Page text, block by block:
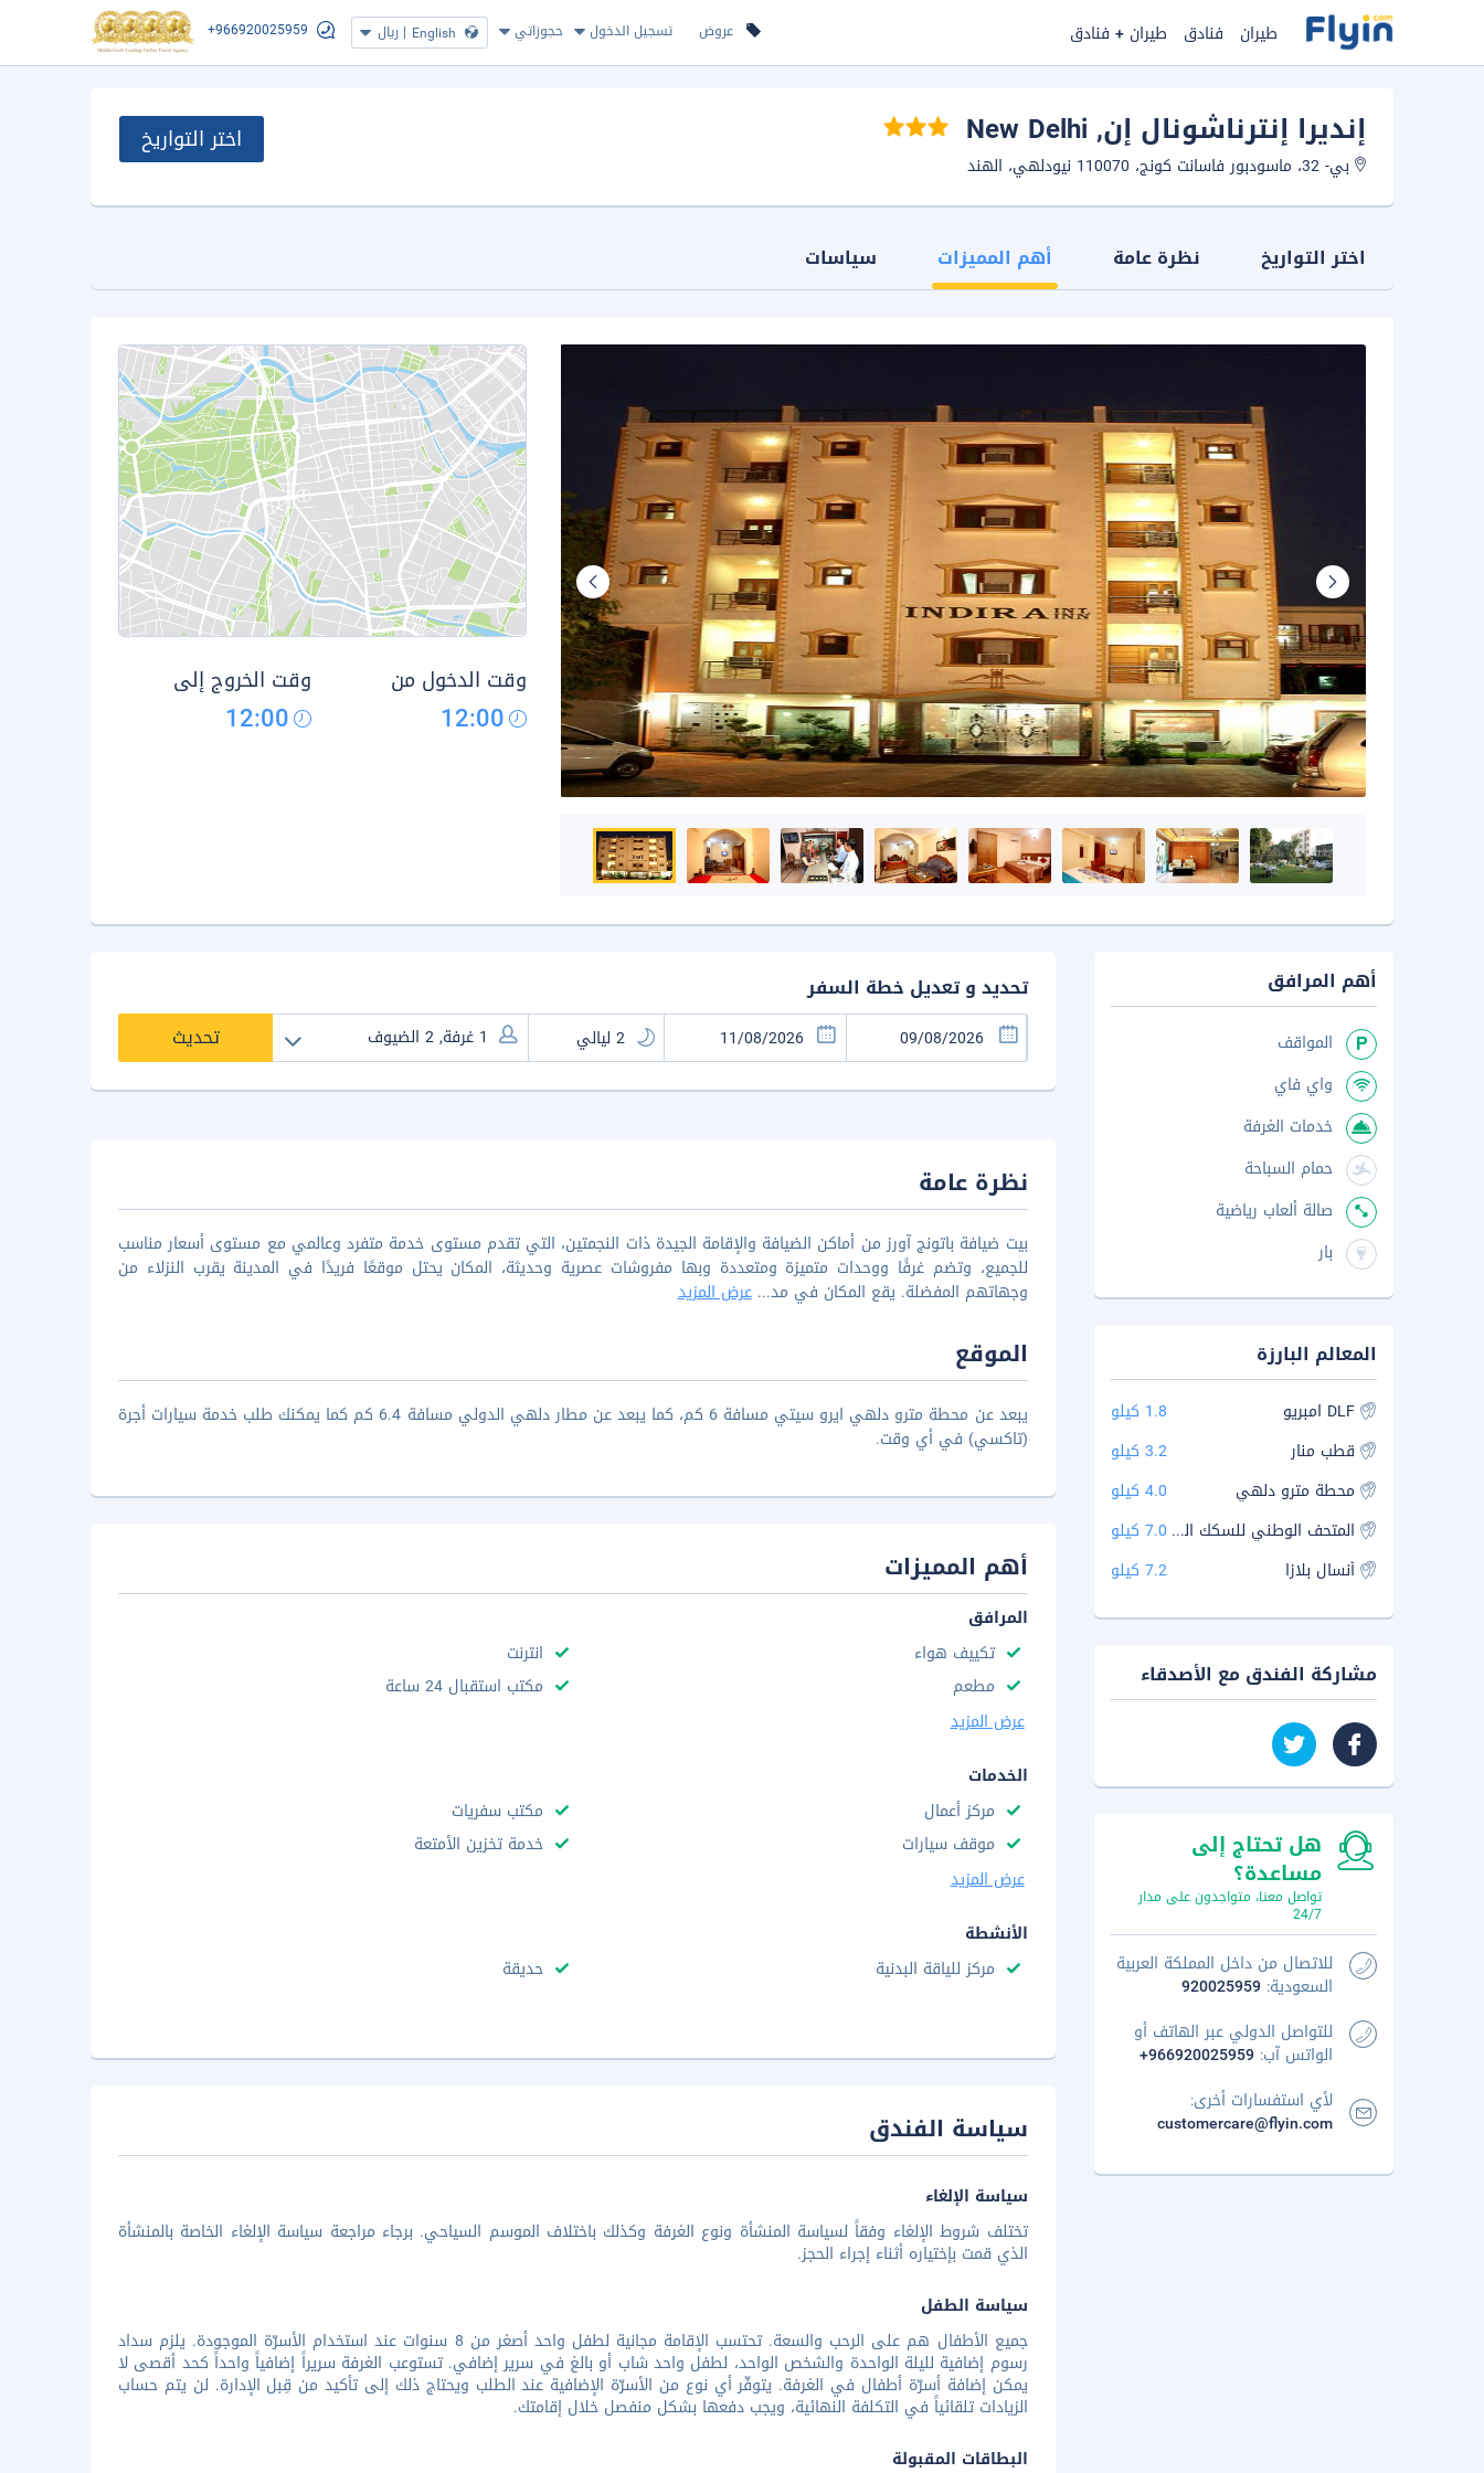
عروض تسجيل الدخول حجوزاتي English
| ريال +966920025959 طيران فنادق طيران + فنادق
إنديرا إنترناشونال إن, New Delhi
بي- 32، ماسودبور فاسانت كونج، 110070 نيودلهي، الهند
اختر التواريخ
اختر التواريخ نظرة عامة أهم المميزات سياسات
وقت الدخول من
12:00
وقت الخروج إلى
12:00
تحديد و تعديل خطة السفر
تحديث
نظرة عامة
بيت ضيافة باتونج آورز من أماكن الضيافة والإقامة الجيدة ذات النجمتين، التي تقدم مستوى خدمة متفرد وعالمي مع مستوى أسعار مناسب
للجميع، وتضم غرفًا ووحدات متميزة ومتعددة وبها مفروشات عصرية وحديثة، المكان يحتل موقعًا فريدًا في المدينة يقرب النزلاء من
وجهاتهم المفضلة. يقع المكان في مد...عرض المزيد
الموقع
يبعد عن محطة مترو دلهي ايرو سيتي مسافة 6 كم، كما يبعد عن مطار دلهي الدولي مسافة 6.4 كم كما يمكنك طلب خدمة سيارات أجرة
(تاكسي) في أي وقت.
أهم المميزات
المرافق
تكييف هواء
انترنت
مطعم
مكتب استقبال 24 ساعة
عرض المزيد
الخدمات
مركز أعمال
مكتب سفريات
موقف سيارات
خدمة تخزين الأمتعة
عرض المزيد
الأنشطة
مركز للياقة البدنية
حديقة
سياسة الفندق
سياسة الإلغاء
تختلف شروط الإلغاء وفقاً لسياسة المنشأة ونوع الغرفة وكذلك باختلاف الموسم السياحي. برجاء مراجعة سياسة الإلغاء الخاصة بالمنشأة
الذي قمت بإختياره أثناء إجراء الحجز.
سياسة الطفل
جميع الأطفال هم على الرحب والسعة. تحتسب الإقامة مجانية لطفل واحد أصغر من 8 سنوات عند استخدام الأسرّة الموجودة. يلزم سداد
رسوم إضافية لليلة الواحدة والشخص الواحد، لطفل واحد شاب أو بالغ في سرير إضافي. تستوعب الغرفة سريراً إضافياً واحداً كحد أقصى لا
يمكن إضافة أسرّة أطفال في الغرفة. يتوفّر أي نوع من الأسرّة الإضافية عند الطلب ويحتاج ذلك إلى تأكيد من قِبل الإدارة. لن يتم حساب
الزيادات تلقائياً في التكلفة النهائية، ويجب دفعها بشكل منفصل خلال إقامتك.
البطاقات المقبولة
أهم المرافق
المواقف
واي فاي
خدمات الغرفة
حمام السباحة
صالة ألعاب رياضية
بار
المعالم البارزة
DLF امبريو
1.8 كيلو
قطب منار
3.2 كيلو
محطة مترو دلهي
4.0 كيلو
المتحف الوطني للسكك الحديدية 7.0 كيلو
أنسال بلازا
7.2 كيلو
مشاركة الفندق مع الأصدقاء
هل تحتاج إلى
مساعدة؟
تواصل معنا، متواجدون على مدار
24/7
للاتصال من داخل المملكة العربية
السعودية: 920025959
للتواصل الدولي عبر الهاتف أو
الواتس آب: +966920025959
لأي استفسارات أخرى:
customercare@flyin.com